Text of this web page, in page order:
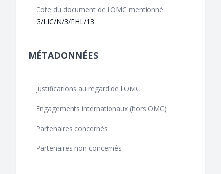
Cote du document de l'OMC mentionné
G/LIC/N/3/PHL/13
MÉTADONNÉES
Justifications au regard de l'OMC
Engagements internationaux (hors OMC)
Partenaires concernés
Partenaires non concernés